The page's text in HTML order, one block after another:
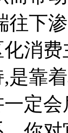
往下
消
是靠
定